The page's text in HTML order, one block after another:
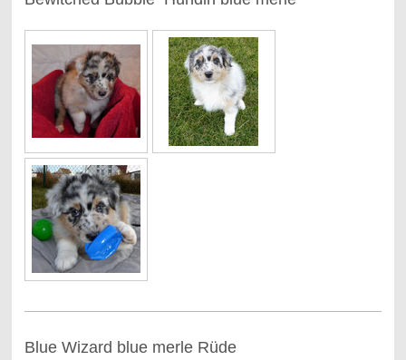
Blue Wizard blue merle Rüde